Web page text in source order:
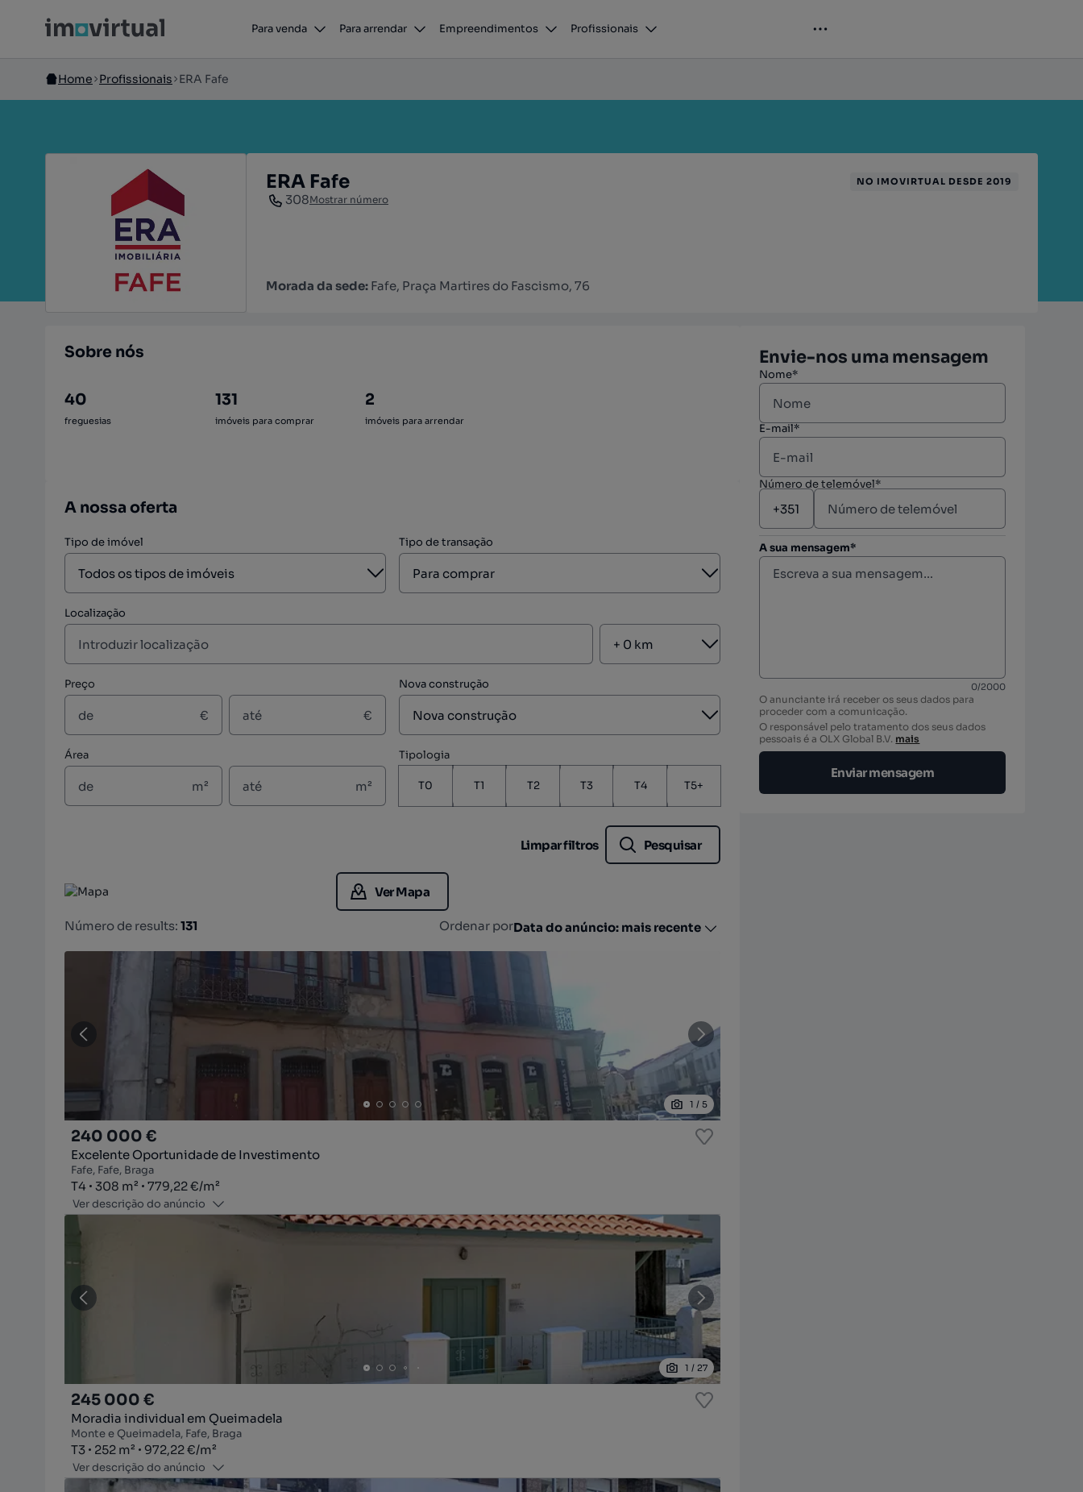
Para venda Para arrendar Empreendimentos Profissionais
Home Profissionais ERA Fafe
ERA Fafe
308Mostrar número
Morada da sede: Fafe, Praça Martires do Fascismo, 76
NO IMOVIRTUAL DESDE 2019
Sobre nós
40
freguesias
131
imóveis para comprar
2
imóveis para arrendar
A nossa oferta
Tipo de imóvel
Aberto
Tipo de transação
Aberto
Localização
Aberto
Nova construção
Aberto
Preço
€ €
Área
m² m²
Tipologia
T0 T1 T2 T3 T4 T5+
Limpar filtros Pesquisar
Ver Mapa
Número de results: 131 Ordenar porData do anúncio: mais recente
1 / 5
240 000 €
Excelente Oportunidade de Investimento
Fafe, Fafe, Braga
Tipologia
T4
Zona308 m²
Preço por metro quadrado
779,22 €/m²
Ver descrição do anúncio
1 / 27
245 000 €
Moradia individual em Queimadela
Monte e Queimadela, Fafe, Braga
Tipologia
T3
Zona252 m²
Preço por metro quadrado
972,22 €/m²
Ver descrição do anúncio
Envie-nos uma mensagem
Nome*
E-mail*
Número de telemóvel*
A sua mensagem*
0/2000
O anunciante irá receber os seus dados para
proceder com a comunicação.
O responsável pelo tratamento dos seus dados
pessoais é a OLX Global B.V. mais
Enviar mensagem